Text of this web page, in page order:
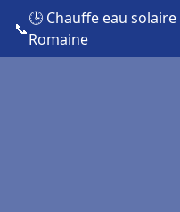
📞
🕒 Chauffe eau
Romaine